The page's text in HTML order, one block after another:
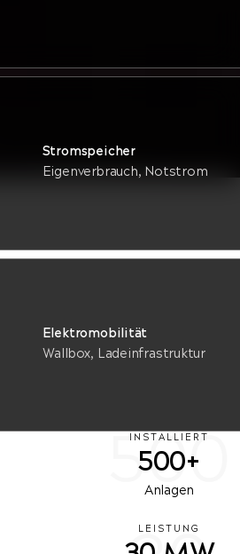
Stromspeicher
Eigenverbrauch, Notstrom
Elektromobilität
Wallbox, Ladeinfrastruktur
500
INSTALLIERT
500+
Anlagen
LEISTUNG